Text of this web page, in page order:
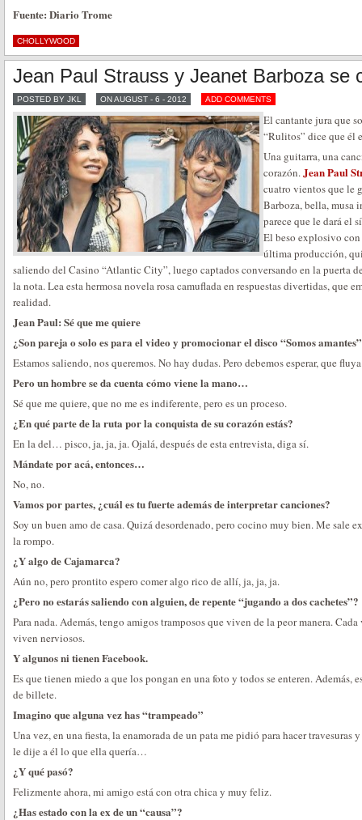
Fuente: Diario Trome
CHOLLYWOOD
Jean Paul Strauss y Jeanet Barboza se
POSTED BY JKL ON AUGUST - 6 - 2012 ADD COMMENTS
El cantante jura que
“Rulitos” dice que él
Una guitarra, una
corazón.Jean Paul
cuatro vientos que le
Barboza, bella, musa
parece que le dará el
El beso explosivo
última producción,
saliendo del Casino “Atlantic City”, luego captados conversando en la puerta
la nota. Lea esta hermosa novela rosa camuflada en respuestas divertidas, que
realidad.
Jean Paul: Sé que me quiere
¿Son pareja o solo es para el video y promocionar el disco “Somos
Estamos saliendo, nos queremos. No hay dudas. Pero debemos esperar, que
Pero un hombre se da cuenta cómo viene la mano…
Sé que me quiere, que no me es indiferente, pero es un proceso.
¿En qué parte de la ruta por la conquista de su corazón estás?
En la del… pisco, ja, ja, ja. Ojalá, después de esta entrevista, diga sí.
Mándate por acá, entonces…
No, no.
Vamos por partes, ¿cuál es tu fuerte además de interpretar canciones?
Soy un buen amo de casa. Quizá desordenado, pero cocino muy bien. Me sale
la rompo.
¿Y algo de Cajamarca?
Aún no, pero prontito espero comer algo rico de allí, ja, ja, ja.
¿Pero no estarás saliendo con alguien, de repente “jugando a dos cachetes”?
Para nada. Además, tengo amigos tramposos que viven de la peor manera. Cada
viven nerviosos.
Y algunos ni tienen Facebook.
Es que tienen miedo a que los pongan en una foto y todos se enteren. Además,
de billete.
Imagino que alguna vez has “trampeado”
Una vez, en una fiesta, la enamorada de un pata me pidió para hacer travesuras
le dije a él lo que ella quería…
¿Y qué pasó?
Felizmente ahora, mi amigo está con otra chica y muy feliz.
¿Has estado con la ex de un “causa”?